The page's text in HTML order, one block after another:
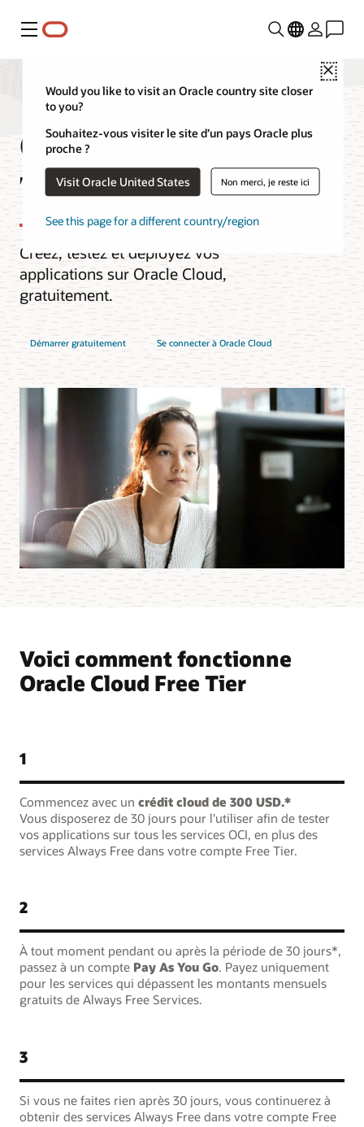
Menu
Close
Would you like to visit an Oracle country site closer
to you?
Souhaitez-vous visiter le site d’un pays Oracle plus
proche ?
Visit Oracle United States Non merci, je reste ici
See this page for a different country/region
Oracle Cloud Free
Tier
Créez, testez et déployez vos
applications sur Oracle Cloud,
gratuitement.
Démarrer gratuitement Se connecter à Oracle Cloud
Voici comment fonctionne
Oracle Cloud Free Tier
1
Commencez avec un crédit cloud de 300 USD.*
Vous disposerez de 30 jours pour l'utiliser afin de tester
vos applications sur tous les services OCI, en plus des
services Always Free dans votre compte Free Tier.
2
À tout moment pendant ou après la période de 30 jours*,
passez à un compte Pay As You Go. Payez uniquement
pour les services qui dépassent les montants mensuels
gratuits de Always Free Services.
3
Si vous ne faites rien après 30 jours, vous continuerez à
obtenir des services Always Free dans votre compte Free